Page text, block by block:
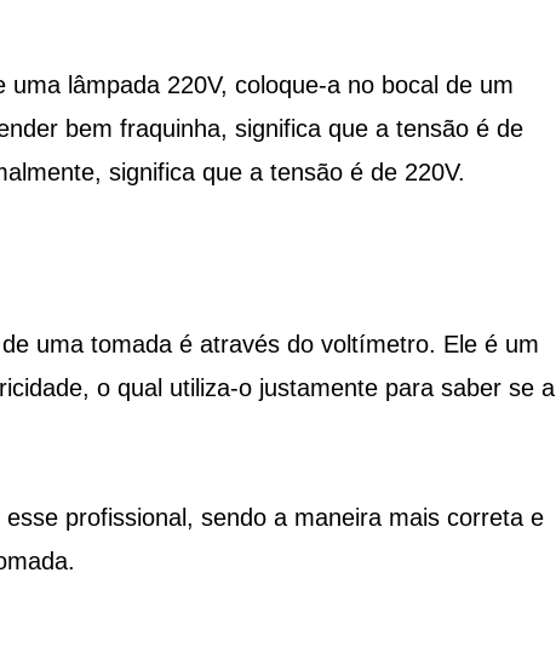
lâmpada 220V, coloque-a no bocal de um
bem fraquinha, significa que a tensão é de
significa que a tensão é de 220V.
uma tomada é através do voltímetro. Ele é um
o qual utiliza-o justamente para saber se a
profissional, sendo a maneira mais correta e